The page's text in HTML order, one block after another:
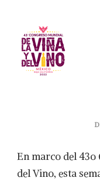
En marco del
del Vino, esta